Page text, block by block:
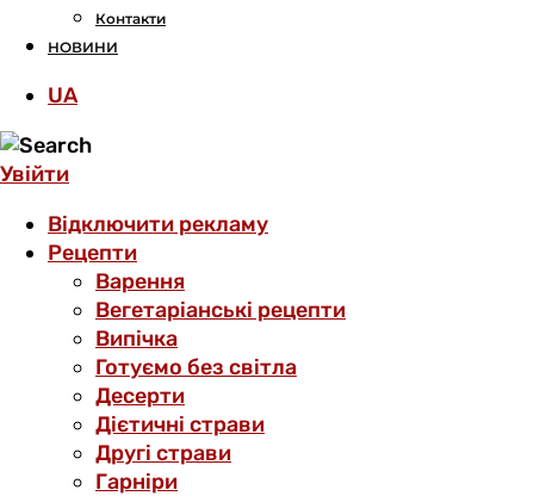
Контакти
НОВИНИ
UA
Увійти
Відключити рекламу
Рецепти
Варення
Вегетаріанські рецепти
Випічка
Готуємо без світла
Десерти
Дієтичні страви
Другі страви
Гарніри